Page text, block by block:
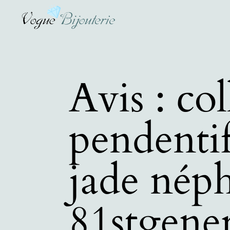
Avis :
jade